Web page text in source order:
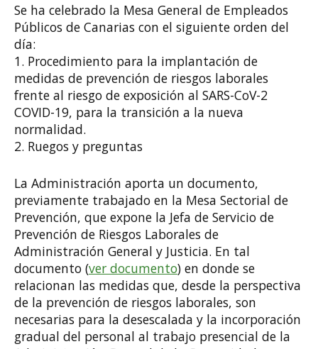
Se ha celebrado la Mesa General de Empleados
Públicos de Canarias con el siguiente orden del
día:
1. Procedimiento para la implantación de
medidas de prevención de riesgos laborales
frente al riesgo de exposición al SARS-CoV-2
COVID-19, para la transición a la nueva
normalidad.
2. Ruegos y preguntas
La Administración aporta un documento,
previamente trabajado en la Mesa Sectorial de
Prevención, que expone la Jefa de Servicio de
Prevención de Riesgos Laborales de
Administración General y Justicia. En tal
documento (ver documento) en donde se
relacionan las medidas que, desde la perspectiva
de la prevención de riesgos laborales, son
necesarias para la desescalada y la incorporación
gradual del personal al trabajo presencial de la